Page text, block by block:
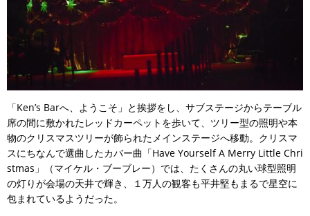
「Ken’s Barへ、ようこそ」と挨拶をし、サブステージからテーブル
席の間に敷かれたレッドカーペットを歩いて、ツリー型の照明や本
物のクリスマスツリーが飾られたメインステージへ移動。クリスマ
スにちなんで選曲したカバー曲「Have Yourself A Merry Little Chri
stmas」（マイケル・ブーブレー）では、たくさんの丸い球型照明
の灯りが会場の天井で輝き、１万人の観客も平井堅もまるで星空に
包まれているようだった。